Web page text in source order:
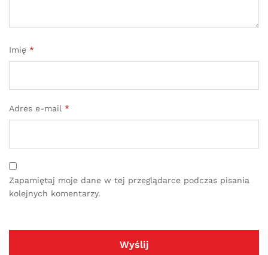
Imię *
Adres e-mail *
Zapamiętaj moje dane w tej przeglądarce podczas pisania
kolejnych komentarzy.